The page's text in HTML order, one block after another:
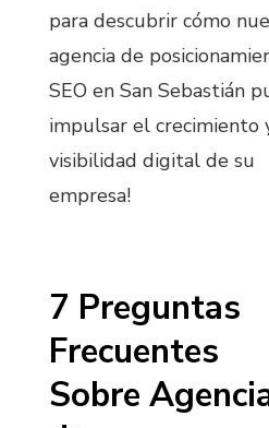
para descubrir cómo
agencia de
SEO en San Sebastián
impulsar el crecimiento
visibilidad digital de su
empresa!
7 Preguntas
Frecuentes
Sobre